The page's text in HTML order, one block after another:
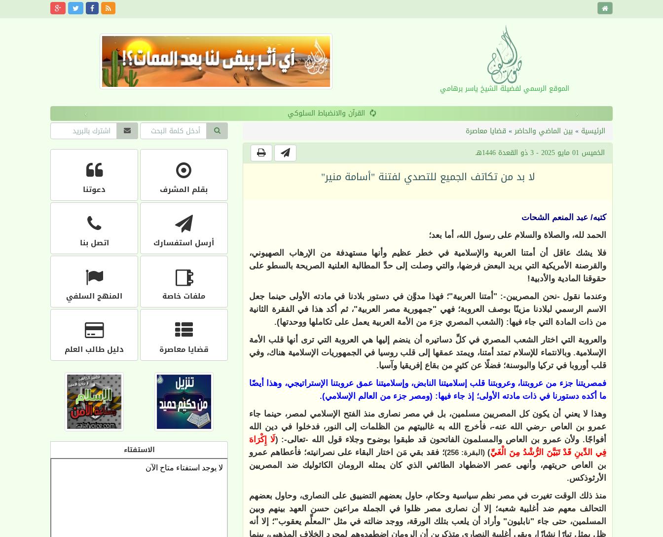
الموقع الرسمي لفضيلة الشيخ ياسر برهامي
القرآن والانضباط السلوكي
‹
›
الرئيسية » بين الماضي والحاضر» قضايا معاصرة
الخميس 01 مايو 2025 - 3 ذو القعدة 1446هـ
لا بد من تكاتف الجميع للتصدي لفتنة "أسامة منير"
كتبه/ عبد المنعم الشحات
الحمد لله، والصلاة والسلام على رسول الله، أما بعد؛
فلا يشك عاقل أن أمتنا العربية والإسلامية في خطر عظيم وأنها مستهدفة من الإرهاب الصهيوني،
والقرصنة الأمريكية التي يريد البعض فرضها، والتي وصلت إلى حدِّ المطالبة العلنية الصريحة بالسطو على
حقوقنا المادية والأدبية!
وعندما نقول -نحن المصريين-: "أمتنا العربية"؛ فهذا مدوَّن في دستور بلادنا في مادته الأولى حينما جعل
الاسم الرسمي لبلادنا مزينًا بوصف العروبة؛ فهي "جمهورية مصر العربية"، ثم أكد هذا في الفقرة الثانية
من ذات المادة التي جاء فيها: (الشعب المصري جزء من الأمة العربية يعمل على تكاملها ووحدتها).
والعروبة التي اختار الشعب المصري في كلِّ دساتيره أن ينضم إليها هي العروبة التي ترى أنها قلب الأمة
الإسلامية. وبالانتماء للإسلام تمتد أمتنا، ويمتد عمقها إلى قلب روسيا في الجمهوريات الإسلامية هناك، وفي
قلب أوروبا في تركيا والبوسنة؛ فضلًا عن كثيرٍ من بقاع إفريقيا وآسيا.
فمصريتنا جزء من عروبتنا، وعروبتنا قلب إسلاميتنا النابض، وإسلاميتنا عمق عروبتنا الإستراتيجي، وهذا أيضًا
ما أكده دستورنا في ذات مادته الأولى؛ إذ جاء فيها: (ومصر جزء من العالم الإسلامي).
وهذا لا يعني أن يكون كل المصريين مسلمين، بل في مصر نصارى منذ الفتح الإسلامي لمصر، حينما جاء
عمرو بن العاص -رضي الله عنه-، فأخرج الله به غالبيتهم من الظلمات إلى النور، فدخلوا في دين الله
أفواجًا. ولأن عمرو بن العاص والمسلمون الفاتحون قد طبقوا بوضوح وجلاء قول الله -تعالى-: (لَا إِكْرَاهَ
فِي الدِّينِ قَدْ تَبَيَّنَ الرُّشْدُ مِنَ الْغَيِّ)(البقرة: 256)
؛ فقد بقي مَن اختار البقاء على نصرانيته؛ فأعطاهم عمرو
بن العاص حريتهم، وأنهى عصر الاضطهاد الطائفي الذي كان يمثله الرومان الكاثوليك ضد المصريين
الأرثوذكس.
منذ ذلك الوقت تغيرت في مصر نظم سياسية وحكام، حاول بعضهم التضييق على النصارى، وحاول بعضهم
التحالف معهم ضد أغلبية شعبه؛ إلا أن نصارى مصر ظلوا في الجملة مراعين حسن العهد بينهم وبين
المسلمين، حتى جاء "نابليون" وأراد أن يلعب بتلك الورقة، ووجد ضالته في مثل "المعلِّم يعقوب"؛ إلا أنه
ظل يمثل تيارًا نشازًا، وبقي أغلبية النصارى متذكرين أن الرومان اضطهدوهم لمجرد الخلاف المذهبي، بينما
بقلم المشرف دعوتنا
أرسل استفسارك اتصل بنا
ملفات خاصة المنهج السلفي
قضايا معاصرة دليل طالب العلم
الاستفتاء